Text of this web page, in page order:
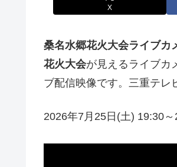
X
桑名水郷花火大会ライブカ
花火大会が見えるライブカ
ブ配信映像です。三重テレ
2026年7月25日(土) 19:30